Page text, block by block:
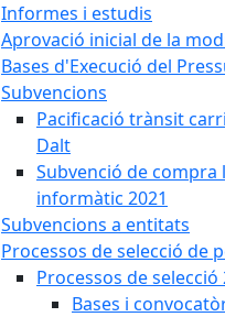
Informes i estudis
Aprovació inicial de la
Bases d'Execució del
Subvencions
Pacificació trànsit
Dalt
Subvenció de
informàtic 2021
Subvencions a entitats
Processos de selecció de
Processos de selecció
Bases i